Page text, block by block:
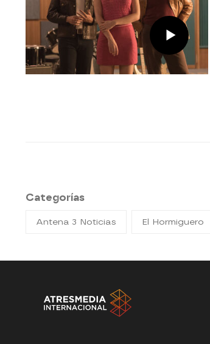
Categorías
Antena 3 Noticias El Hormiguero